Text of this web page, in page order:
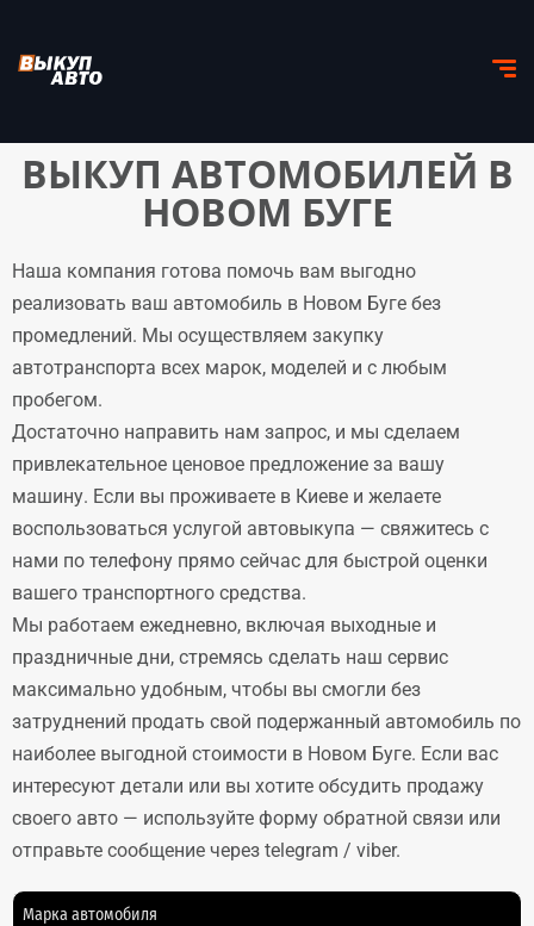
ВЫКУП АВТОМОБИЛЕЙ В
НОВОМ БУГЕ
Наша компания готова помочь вам выгодно
реализовать ваш автомобиль в Новом Буге без
промедлений. Мы осуществляем закупку
автотранспорта всех марок, моделей и с любым
пробегом.
Достаточно направить нам запрос, и мы сделаем
привлекательное ценовое предложение за вашу
машину. Если вы проживаете в Киеве и желаете
воспользоваться услугой автовыкупа — свяжитесь с
нами по телефону прямо сейчас для быстрой оценки
вашего транспортного средства.
Мы работаем ежедневно, включая выходные и
праздничные дни, стремясь сделать наш сервис
максимально удобным, чтобы вы смогли без
затруднений продать свой подержанный автомобиль по
наиболее выгодной стоимости в Новом Буге. Если вас
интересуют детали или вы хотите обсудить продажу
своего авто — используйте форму обратной связи или
отправьте сообщение через telegram / viber.
Марка автомобиля